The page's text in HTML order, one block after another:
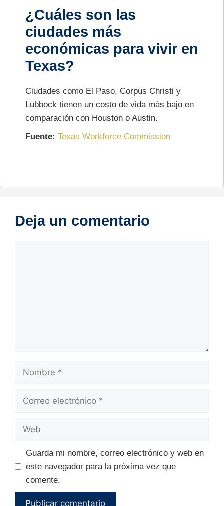
¿Cuáles son las
ciudades más
económicas para vivir en
Texas?
Ciudades como El Paso, Corpus Christi y
Lubbock tienen un costo de vida más bajo en
comparación con Houston o Austin.
Fuente: Texas Workforce Commission
Deja un comentario
Nombre
Correo
Web
Guarda mi nombre, correo electrónico y web en
este navegador para la próxima vez que
comente.